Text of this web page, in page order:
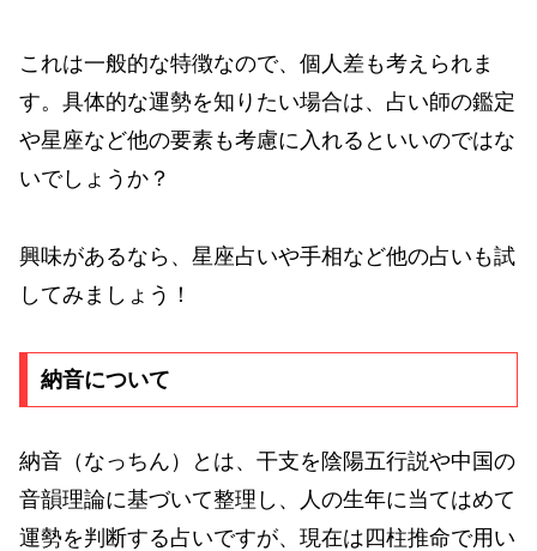
これは一般的な特徴なので、個人差も考えられま
す。具体的な運勢を知りたい場合は、占い師の鑑定
や星座など他の要素も考慮に入れるといいのではな
いでしょうか？
興味があるなら、星座占いや手相など他の占いも試
してみましょう！
納音について
納音（なっちん）とは、干支を陰陽五行説や中国の
音韻理論に基づいて整理し、人の生年に当てはめて
運勢を判断する占いですが、現在は四柱推命で用い